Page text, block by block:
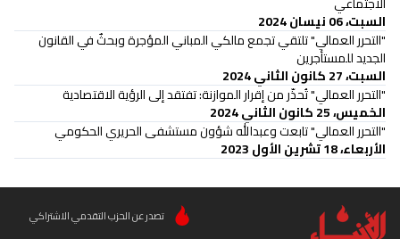
السبت، 06 نيسان 2024
"التحرر العمالي" تلتقي تجمع مالكي المباني المؤجرة وبحثٌ في القانون
الجديد للمستأجرين
السبت، 27 كانون الثاني 2024
"التحرر العمالي" تُحذّر من إقرار الموازنة: تفتقد إلى الرؤية الاقتصادية
الخميس، 25 كانون الثاني 2024
"التحرر العمالي" تابعت وعبدالله شؤون مستشفى الحريري الحكومي
الأربعاء، 18 تشرين الأول 2023
تصدر عن الحزب التقدمي الاشتراكي